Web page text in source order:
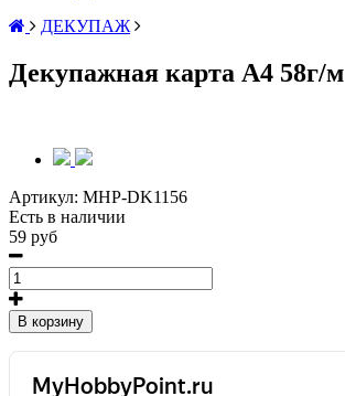
ДЕКУПАЖ
Декупажная карта А4 58г/м
Артикул: MHP-DK1156
Есть в наличии
59 руб
В корзину